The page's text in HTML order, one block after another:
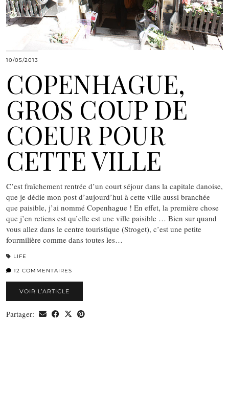
10/05/2013
COPENHAGUE,
GROS COUP DE
COEUR POUR
CETTE VILLE
C’est fraîchement rentrée d’un court séjour dans la capitale danoise,
que je dédie mon post d’aujourd’hui à cette ville aussi branchée
que paisible, j’ai nommé Copenhague ! En effet, la première chose
que j’en retiens est qu’elle est une ville paisible … Bien sur quand
vous allez dans le centre touristique (Stroget), c’est une petite
fourmilière comme dans toutes les…
LIFE
12 COMMENTAIRES
VOIR L’ARTICLE
Partager: